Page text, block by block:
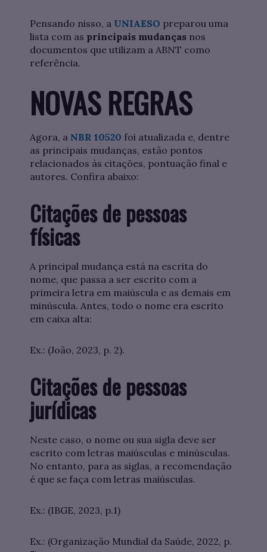
Pensando nisso, a UNIAESO preparou uma
lista com as principais mudanças nos
documentos que utilizam a ABNT como
referência.
NOVAS REGRAS
Agora, a NBR 10520 foi atualizada e, dentre
as principais mudanças, estão pontos
relacionados às citações, pontuação final e
autores. Confira abaixo:
Citações de pessoas
físicas
A principal mudança está na escrita do
nome, que passa a ser escrito com a
primeira letra em maiúscula e as demais em
minúscula. Antes, todo o nome era escrito
em caixa alta:
Ex.: (João, 2023, p. 2).
Citações de pessoas
jurídicas
Neste caso, o nome ou sua sigla deve ser
escrito com letras maiúsculas e minúsculas.
No entanto, para as siglas, a recomendação
é que se faça com letras maiúsculas.
Ex.: (IBGE, 2023, p.1)
Ex.: (Organização Mundial da Saúde, 2022, p.